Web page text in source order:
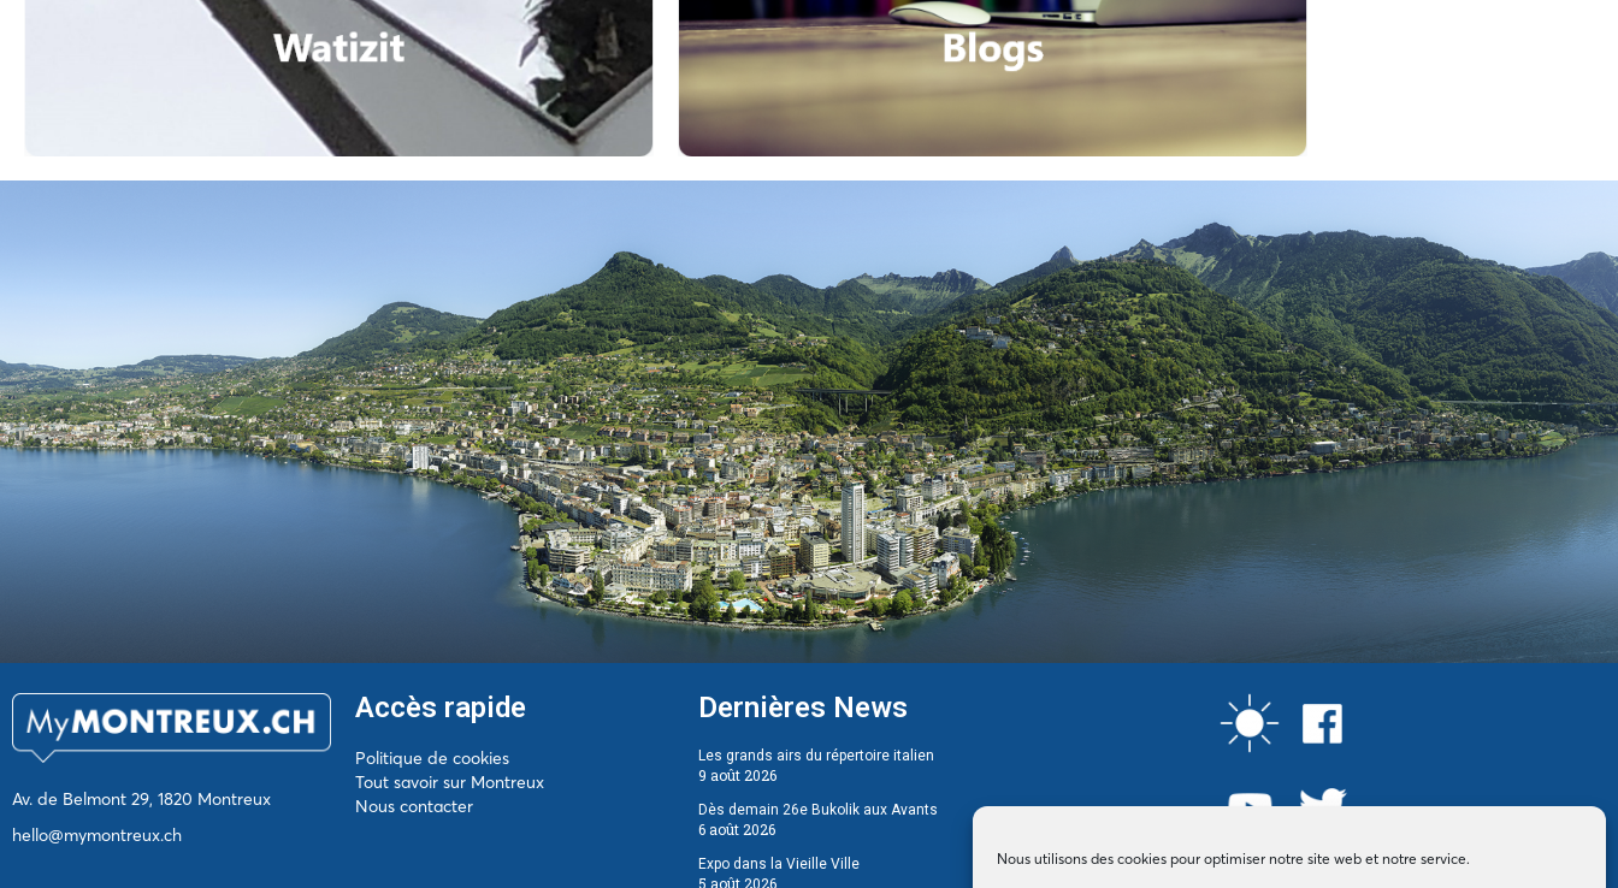
Nous utilisons des cookies pour optimiser notre site web et notre service.
Av. de Belmont 29, 1820 Montreux
hello@mymontreux.ch
Accès rapide
Politique de cookies
Tout savoir sur Montreux
Nous contacter
Dernières News
Les grands airs du répertoire italien
9 août 2026
Dès demain 26e Bukolik aux Avants
6 août 2026
Expo dans la Vieille Ville
5 août 2026